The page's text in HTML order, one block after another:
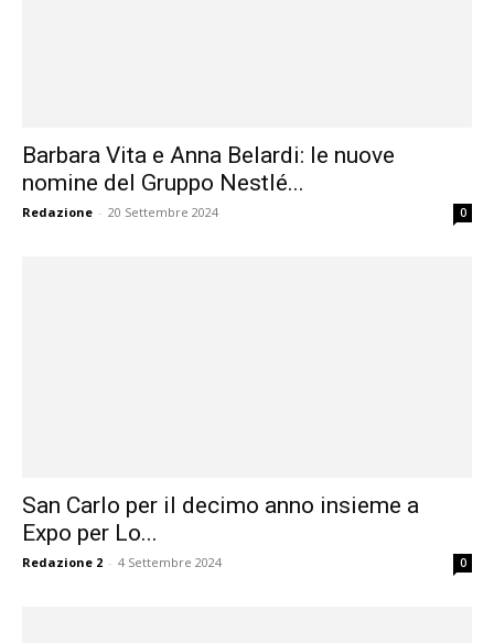
Barbara Vita e Anna Belardi: le nuove
nomine del Gruppo Nestlé...
Redazione - 20 Settembre 2024 0
San Carlo per il decimo anno insieme a
Expo per Lo...
Redazione 2 - 4 Settembre 2024 0